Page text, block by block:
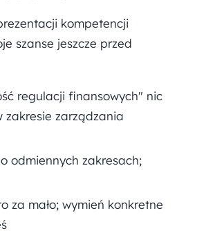
kompetencji
szanse jeszcze przed
regulacji finansowych" nic
zakresie zarządzania
odmiennych zakresach;
za mało; wymień konkretne